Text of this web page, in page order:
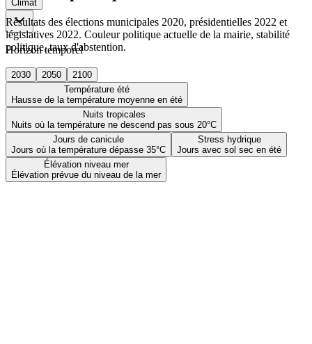
Climat
Horizon temporel
2030 2050
2100
Température été
Hausse de la température moyenne en été
Nuits tropicales
Nuits où la température ne descend pas sous 20°C
Jours de canicule
Jours où la température dépasse 35°C
Stress hydrique
Jours avec sol sec en été
Élévation niveau mer
Élévation prévue du niveau de la mer
Résultats des élections municipales 2020, présidentielles 2022 et
législatives 2022. Couleur politique actuelle de la mairie, stabilité
politique, taux d'abstention.